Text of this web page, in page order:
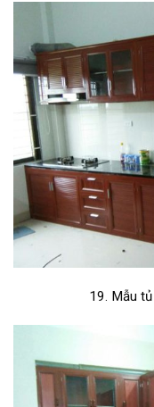
19. Mẫu